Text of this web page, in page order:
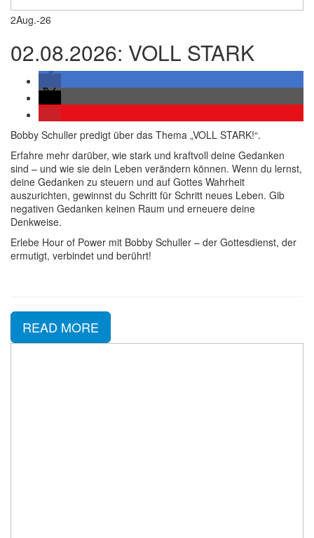
2Aug.-26
02.08.2026: VOLL STARK
Bobby Schuller predigt über das Thema „VOLL STARK!“.
Erfahre mehr darüber, wie stark und kraftvoll deine Gedanken
sind – und wie sie dein Leben verändern können. Wenn du lernst,
deine Gedanken zu steuern und auf Gottes Wahrheit
auszurichten, gewinnst du Schritt für Schritt neues Leben. Gib
negativen Gedanken keinen Raum und erneuere deine
Denkweise.
Erlebe Hour of Power mit Bobby Schuller – der Gottesdienst, der
ermutigt, verbindet und berührt!
READ MORE